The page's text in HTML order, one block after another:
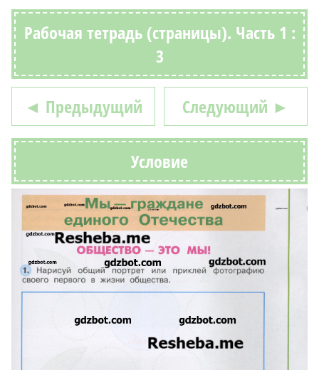
Рабочая тетрадь (страницы). Часть 1 :
3
◄ Предыдущий Следующий ►
Условие